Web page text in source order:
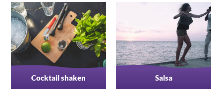
Cocktail shaken Salsa